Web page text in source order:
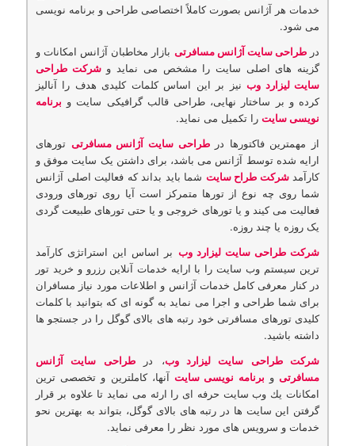
خدمات هر آژانس بصورت کاملاً اختصاصی طراحی و برنامه نویسی
می شود.
درطراحی سایت آژانس مسافرتی بازار مخاطبان آژانس امکانات و
گزینه های اصلی سایت را مشخص می نماید وشرکت طراحی
سایت لیزارد وبنیز بر این اساس کلمات کلیدی هدف را آنالیز
کرده و بر ساختار نهایی، طراحی قالب گرافیکی سایت و برنامه
نویسی سایت را تکمیل می نماید.
از مهمترین فاکتورها درطراحی سایت آژانس مسافرتی تورهای
ارایه شده توسط آژانس می باشد، برای داشتن یک سایت موفق و
کارآمدشرکت طراح سایت شما باید بداند که فعالیت اصلی آژانس
شما روی چه نوع از تورها متمرکز است آیا روی تورهای ورودی
فعالیت می کیند و یا تورهای خروجی و یا حتی تورهای طبیعت گردی
یک روزه یا چند روزه.
شرکت طراحی سایت لیزارد وب بر اساس این استراتژی کارآمد
ترین سیستم وب سایت را با ارایه خدمات آنلاین رزرو و خرید تور
در کنار معرفی کامل خدمات آژانس و اطلاعات مورد نیاز مسافران
برای شما طراحی و اجرا می نماید به گونه ای که بتوانید با کلمات
کلیدی تورهای مسافرتی خود رتبه های بالای گوگل را در جستجو ها
داشته باشید.
شرکت طراحی سایت لیزارد وب، درطراحی سایت آژانس
مسافرتیو برنامه نویسی سایتآنها، كاملترین و تخصصی ترین
امكانات یك وب سایت حرفه ای را ارئه می نماید تا علاوه بر قرار
گرفتن این سایت ها در رتبه های بالای گوگل، بتواند به بهترین نحو
خدمات و سرویس های مورد نظر را معرفی نماید.